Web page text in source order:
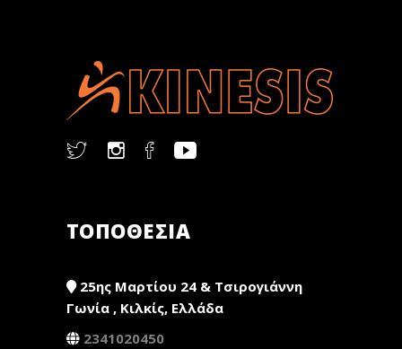
ΤΟΠΟΘΕΣΙΑ
25ης Μαρτίου 24 & Τσιρογιάννη
Γωνία , Κιλκίς, Ελλάδα
2341020450